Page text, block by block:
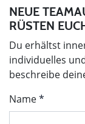
NEUE
RÜSTEN
Du erhältst
individuelles
beschreibe
Name